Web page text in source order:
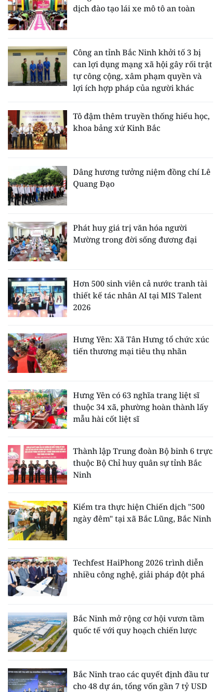
dịch đào tạo lái xe mô tô an toàn
Công an tỉnh Bắc Ninh khởi tố 3 bị
can lợi dụng mạng xã hội gây rối trật
tự công cộng, xâm phạm quyền và
lợi ích hợp pháp của người khác
Tô đậm thêm truyền thống hiếu học,
khoa bảng xứ Kinh Bắc
Dâng hương tưởng niệm đồng chí Lê
Quang Đạo
Phát huy giá trị văn hóa người
Mường trong đời sống đương đại
Hơn 500 sinh viên cả nước tranh tài
thiết kế tác nhân AI tại MIS Talent
2026
Hưng Yên: Xã Tân Hưng tổ chức xúc
tiến thương mại tiêu thụ nhãn
Hưng Yên có 63 nghĩa trang liệt sĩ
thuộc 34 xã, phường hoàn thành lấy
mẫu hài cốt liệt sĩ
Thành lập Trung đoàn Bộ binh 6 trực
thuộc Bộ Chỉ huy quân sự tỉnh Bắc
Ninh
Kiểm tra thực hiện Chiến dịch "500
ngày đêm" tại xã Bắc Lũng, Bắc Ninh
Techfest HaiPhong 2026 trình diễn
nhiều công nghệ, giải pháp đột phá
Bắc Ninh mở rộng cơ hội vươn tầm
quốc tế với quy hoạch chiến lược
Bắc Ninh trao các quyết định đầu tư
cho 48 dự án, tổng vốn gần 7 tỷ USD